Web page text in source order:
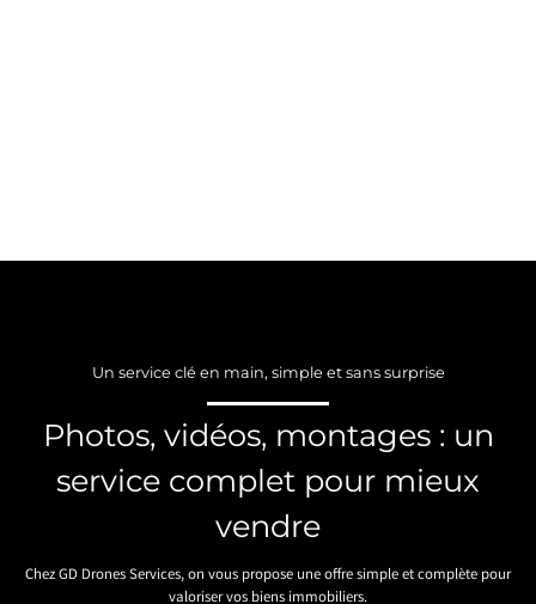
Un service clé en main, simple et sans surprise
Photos, vidéos, montages : un
service complet pour mieux
vendre
Chez GD Drones Services, on vous propose une offre simple et complète pour
valoriser vos biens immobiliers.